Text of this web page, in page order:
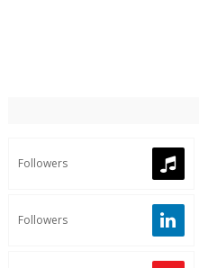
Followers
Followers